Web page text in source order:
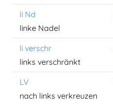
li Nd
linke Nadel
li verschr
links verschränkt
LV
nach links verkreuzen